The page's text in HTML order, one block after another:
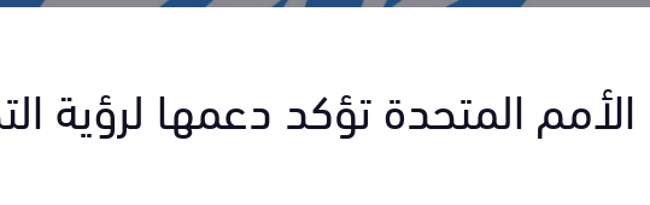
الأمم المتحدة تؤكد دعمها لرؤية